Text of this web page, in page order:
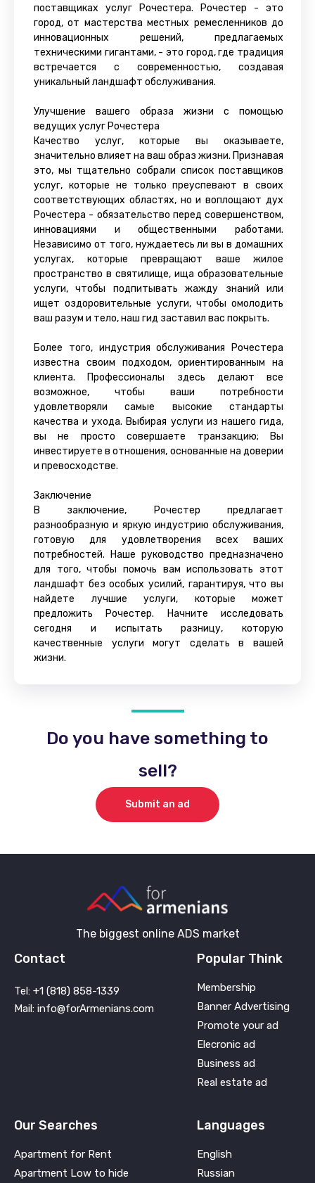
поставщиках услуг Рочестера. Рочестер - это
город, от мастерства местных ремесленников до
инновационных решений, предлагаемых
техническими гигантами, - это город, где традиция
встречается с современностью, создавая
уникальный ландшафт обслуживания.
Улучшение вашего образа жизни с помощью
ведущих услуг Рочестера
Качество услуг, которые вы оказываете,
значительно влияет на ваш образ жизни. Признавая
это, мы тщательно собрали список поставщиков
услуг, которые не только преуспевают в своих
соответствующих областях, но и воплощают дух
Рочестера - обязательство перед совершенством,
инновациями и общественными работами.
Независимо от того, нуждаетесь ли вы в домашних
услугах, которые превращают ваше жилое
пространство в святилище, ища образовательные
услуги, чтобы подпитывать жажду знаний или
ищет оздоровительные услуги, чтобы омолодить
ваш разум и тело, наш гид заставил вас покрыть.
Более того, индустрия обслуживания Рочестера
известна своим подходом, ориентированным на
клиента. Профессионалы здесь делают все
возможное, чтобы ваши потребности
удовлетворяли самые высокие стандарты
качества и ухода. Выбирая услуги из нашего гида,
вы не просто совершаете транзакцию; Вы
инвестируете в отношения, основанные на доверии
и превосходстве.
Заключение
В заключение, Рочестер предлагает
разнообразную и яркую индустрию обслуживания,
готовую для удовлетворения всех ваших
потребностей. Наше руководство предназначено
для того, чтобы помочь вам использовать этот
ландшафт без особых усилий, гарантируя, что вы
найдете лучшие услуги, которые может
предложить Рочестер. Начните исследовать
сегодня и испытать разницу, которую
качественные услуги могут сделать в вашей
жизни.
Do you have something to
sell?
Submit an ad
The biggest online ADS market
Contact
Tel: +1 (818) 858-1339
Mail: info@forArmenians.com
Popular Think
Membership
Banner Advertising
Promote your ad
Elecronic ad
Business ad
Real estate ad
Our Searches
Apartment for Rent
Apartment Low to hide
Languages
English
Russian